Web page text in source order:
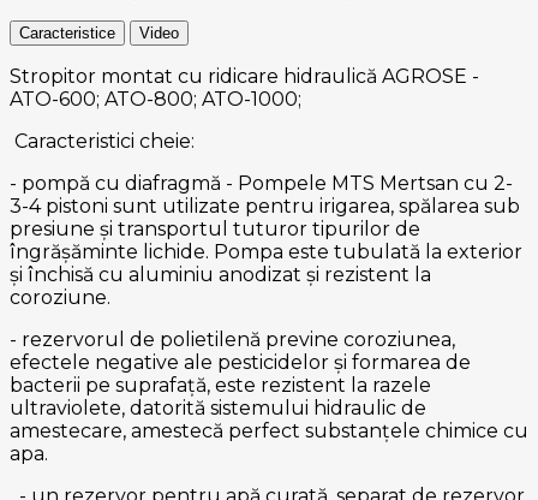
Caracteristice Video
Stropitor montat cu ridicare hidraulică AGROSE -
ATO-600; ATO-800; ATO-1000;
Caracteristici cheie:
- pompă cu diafragmă - Pompele MTS Mertsan cu 2-
3-4 pistoni sunt utilizate pentru irigarea, spălarea sub
presiune și transportul tuturor tipurilor de
îngrășăminte lichide. Pompa este tubulată la exterior
și închisă cu aluminiu anodizat și rezistent la
coroziune.
- rezervorul de polietilenă previne coroziunea,
efectele negative ale pesticidelor și formarea de
bacterii pe suprafață, este rezistent la razele
ultraviolete, datorită sistemului hidraulic de
amestecare, amestecă perfect substanțele chimice cu
apa.